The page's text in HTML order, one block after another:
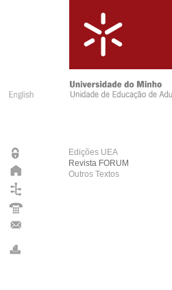
Edições UEA
Revista FORUM
Outros Textos